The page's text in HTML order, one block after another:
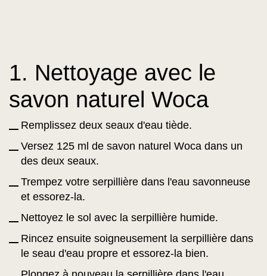
1. Nettoyage avec le
savon naturel Woca
Remplissez deux seaux d'eau tiède.
Versez 125 ml de savon naturel Woca dans un
des deux seaux.
Trempez votre serpillière dans l'eau savonneuse
et essorez-la.
Nettoyez le sol avec la serpillière humide.
Rincez ensuite soigneusement la serpillière dans
le seau d'eau propre et essorez-la bien.